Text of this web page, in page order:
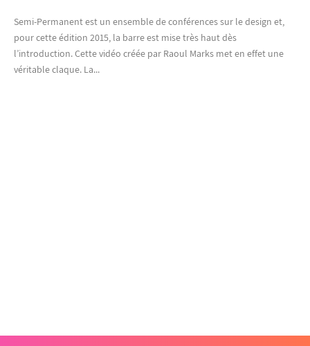
Semi-Permanent est un ensemble de conférences sur le design et,
pour cette édition 2015, la barre est mise très haut dès
l’introduction. Cette vidéo créée par Raoul Marks met en effet une
véritable claque. La...